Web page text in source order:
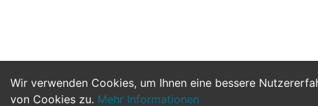
Wir verwenden Cookies, um Ihnen eine bessere
von Cookies zu. Mehr Informationen